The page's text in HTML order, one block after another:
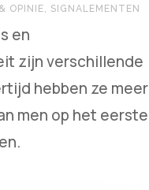
OPINIE SIGNALEMENTEN
en
zijn verschillende
hebben ze meer
men op het eerste